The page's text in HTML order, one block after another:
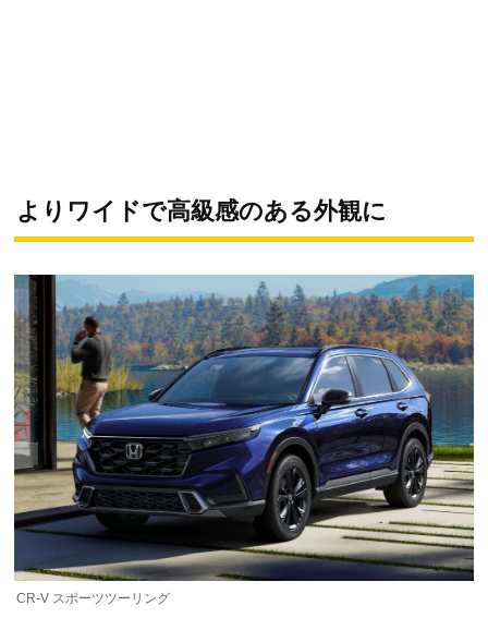
よりワイドで高級感のある外観に
CR-V スポーツツーリング